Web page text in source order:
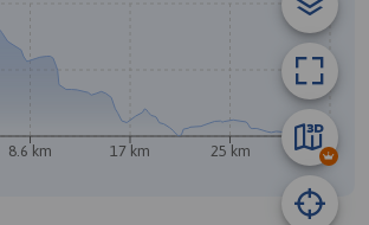
A
8.6 km 17 km 25 km 34 km